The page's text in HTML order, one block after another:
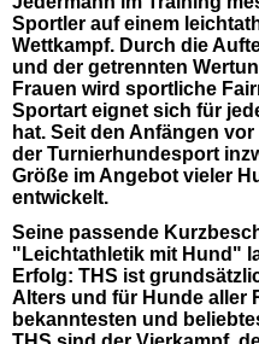
Sportler auf einem
Wettkampf. Durch die
und der getrennten
Frauen wird sportliche
Sportart eignet sich für
hat. Seit den Anfängen
der Turnierhundesport
Größe im Angebot vieler
entwickelt.
Seine passende
"Leichtathletik mit Hund"
Erfolg: THS ist
Alters und für Hunde aller
bekanntesten und